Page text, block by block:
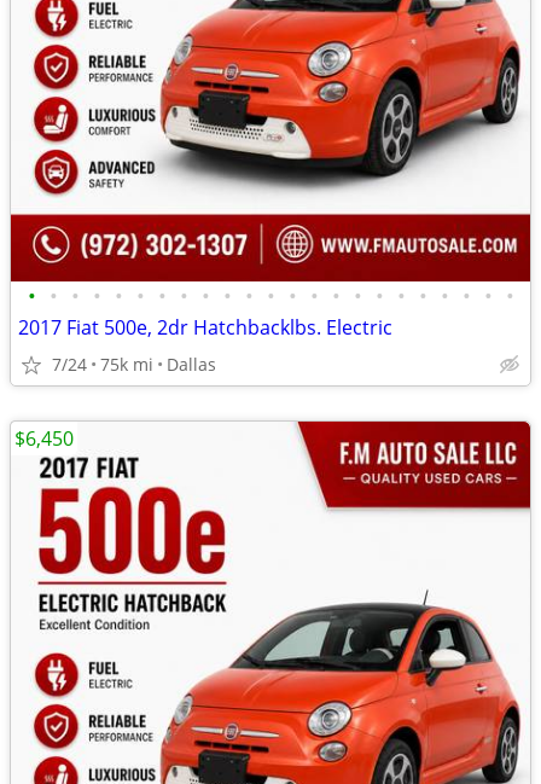
• • • • • • • • • • • • • • • • • • • • • • •
2017 Fiat 500e, 2dr Hatchbacklbs. Electric
7/24 75k mi Dallas
$6,450